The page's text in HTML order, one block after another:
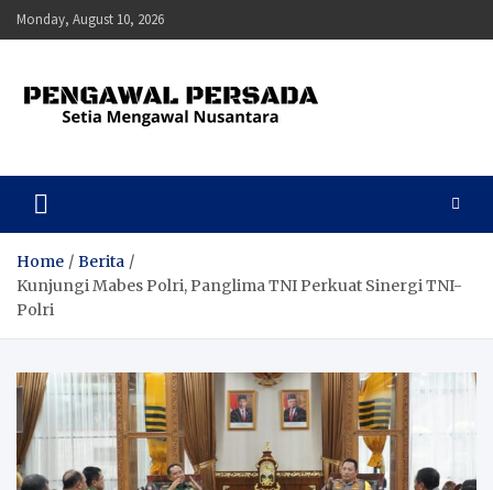
Skip
to
Monday, August 10, 2026
Pengawal Persada
Home
Berita
Kunjungi Mabes Polri, Panglima TNI Perkuat Sinergi TNI-
Polri